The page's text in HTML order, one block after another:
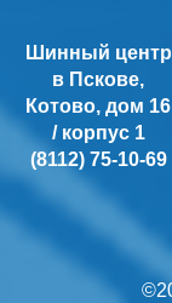
Шинный центр
в Пскове,
Котово, дом 16
/ корпус 1
(8112) 75-10-69